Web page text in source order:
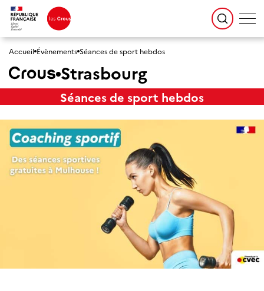
Accueil Évènements Séances de sport hebdos
Strasbourg
Séances de sport hebdos